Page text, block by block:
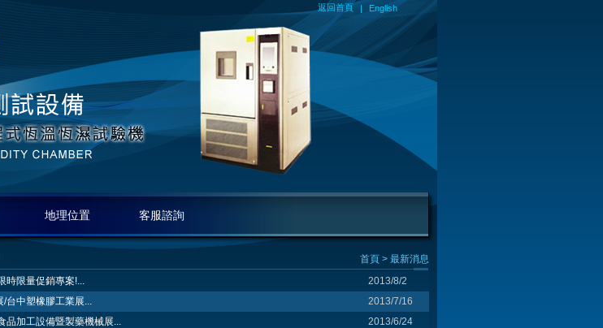
返回首頁 | English
地理位置 客服諮詢
首頁 > 最新消息
時限量促銷專案!...
2013/8/2
台中塑橡膠工業展...
2013/7/16
品加工設備暨製藥機械展...
2013/6/24